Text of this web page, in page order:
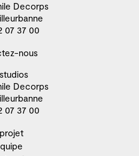
Decorps
07 37 00
nous
Decorps
07 37 00